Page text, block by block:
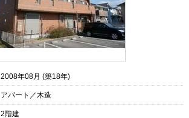
2008年08月 (築18年)
アパート／木造
2階建